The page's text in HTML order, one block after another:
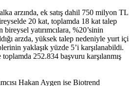
arzında, ek satış dahil 750 milyon TL
20 kat, toplamda 18 kat talep
bireysel yatırımcılara, %20’sinin
arzda, yüksek talep nedeniyle yurt içi
yaklaşık yüzde 5’i karşılanabildi.
252.834 başvuru karşılanmış
Hakan Aygen ise Biotrend